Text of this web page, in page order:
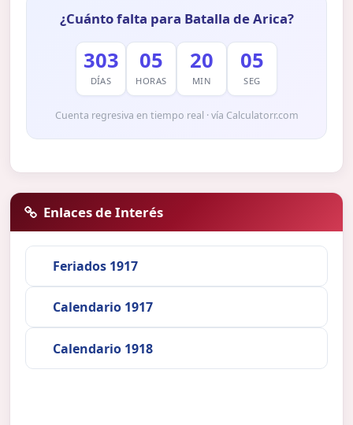
¿Cuánto falta para Batalla de Arica?
303
DÍAS
05
HORAS
20
MIN
05
SEG
Cuenta regresiva en tiempo real · vía Calculatorr.com
Enlaces de Interés
Feriados 1917
Calendario 1917
Calendario 1918